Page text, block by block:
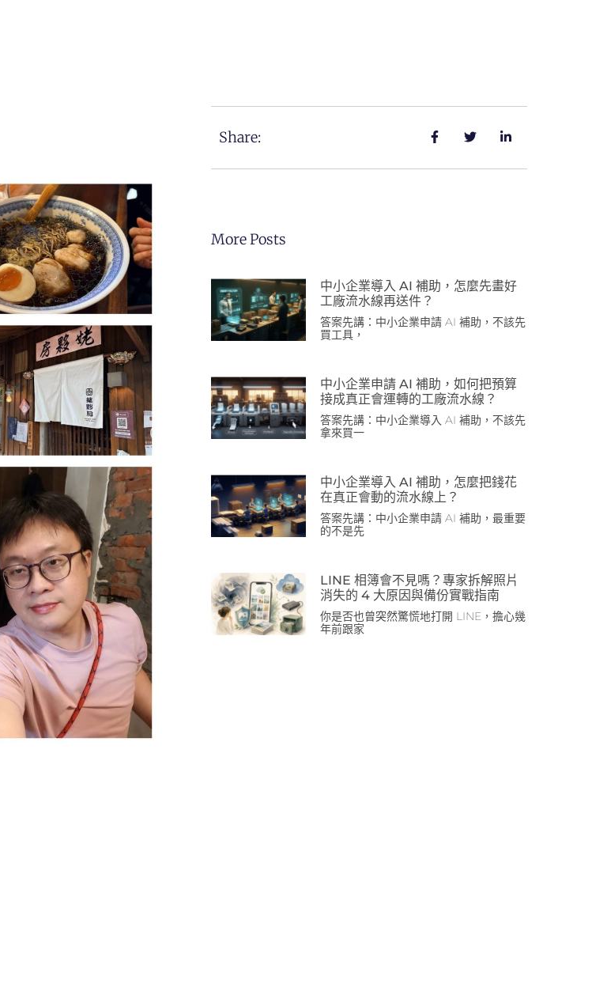
Share:
More Posts
中小企業導入 AI 補助，怎麼先畫好
工廠流水線再送件？
答案先講：中小企業申請 AI 補助，不該先
買工具，
中小企業申請 AI 補助，如何把預算
接成真正會運轉的工廠流水線？
答案先講：中小企業導入 AI 補助，不該先
拿來買一
中小企業導入 AI 補助，怎麼把錢花
在真正會動的流水線上？
答案先講：中小企業申請 AI 補助，最重要
的不是先
LINE 相簿會不見嗎？專家拆解照片
消失的 4 大原因與備份實戰指南
你是否也曾突然驚慌地打開 LINE，擔心幾
年前跟家